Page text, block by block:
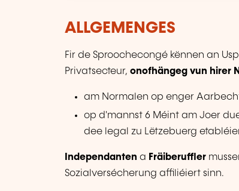
ALLGEMENGES
Fir de Sproochecongé kënnen an
Privatsecteur, onofhängeg vun hirer
am Normalen op enger
op d'mannst 6 Méint am Joer
dee legal zu Lëtzebuerg
Independanten a Fräiberuffler
Sozialversécherung affiliéiert sinn.